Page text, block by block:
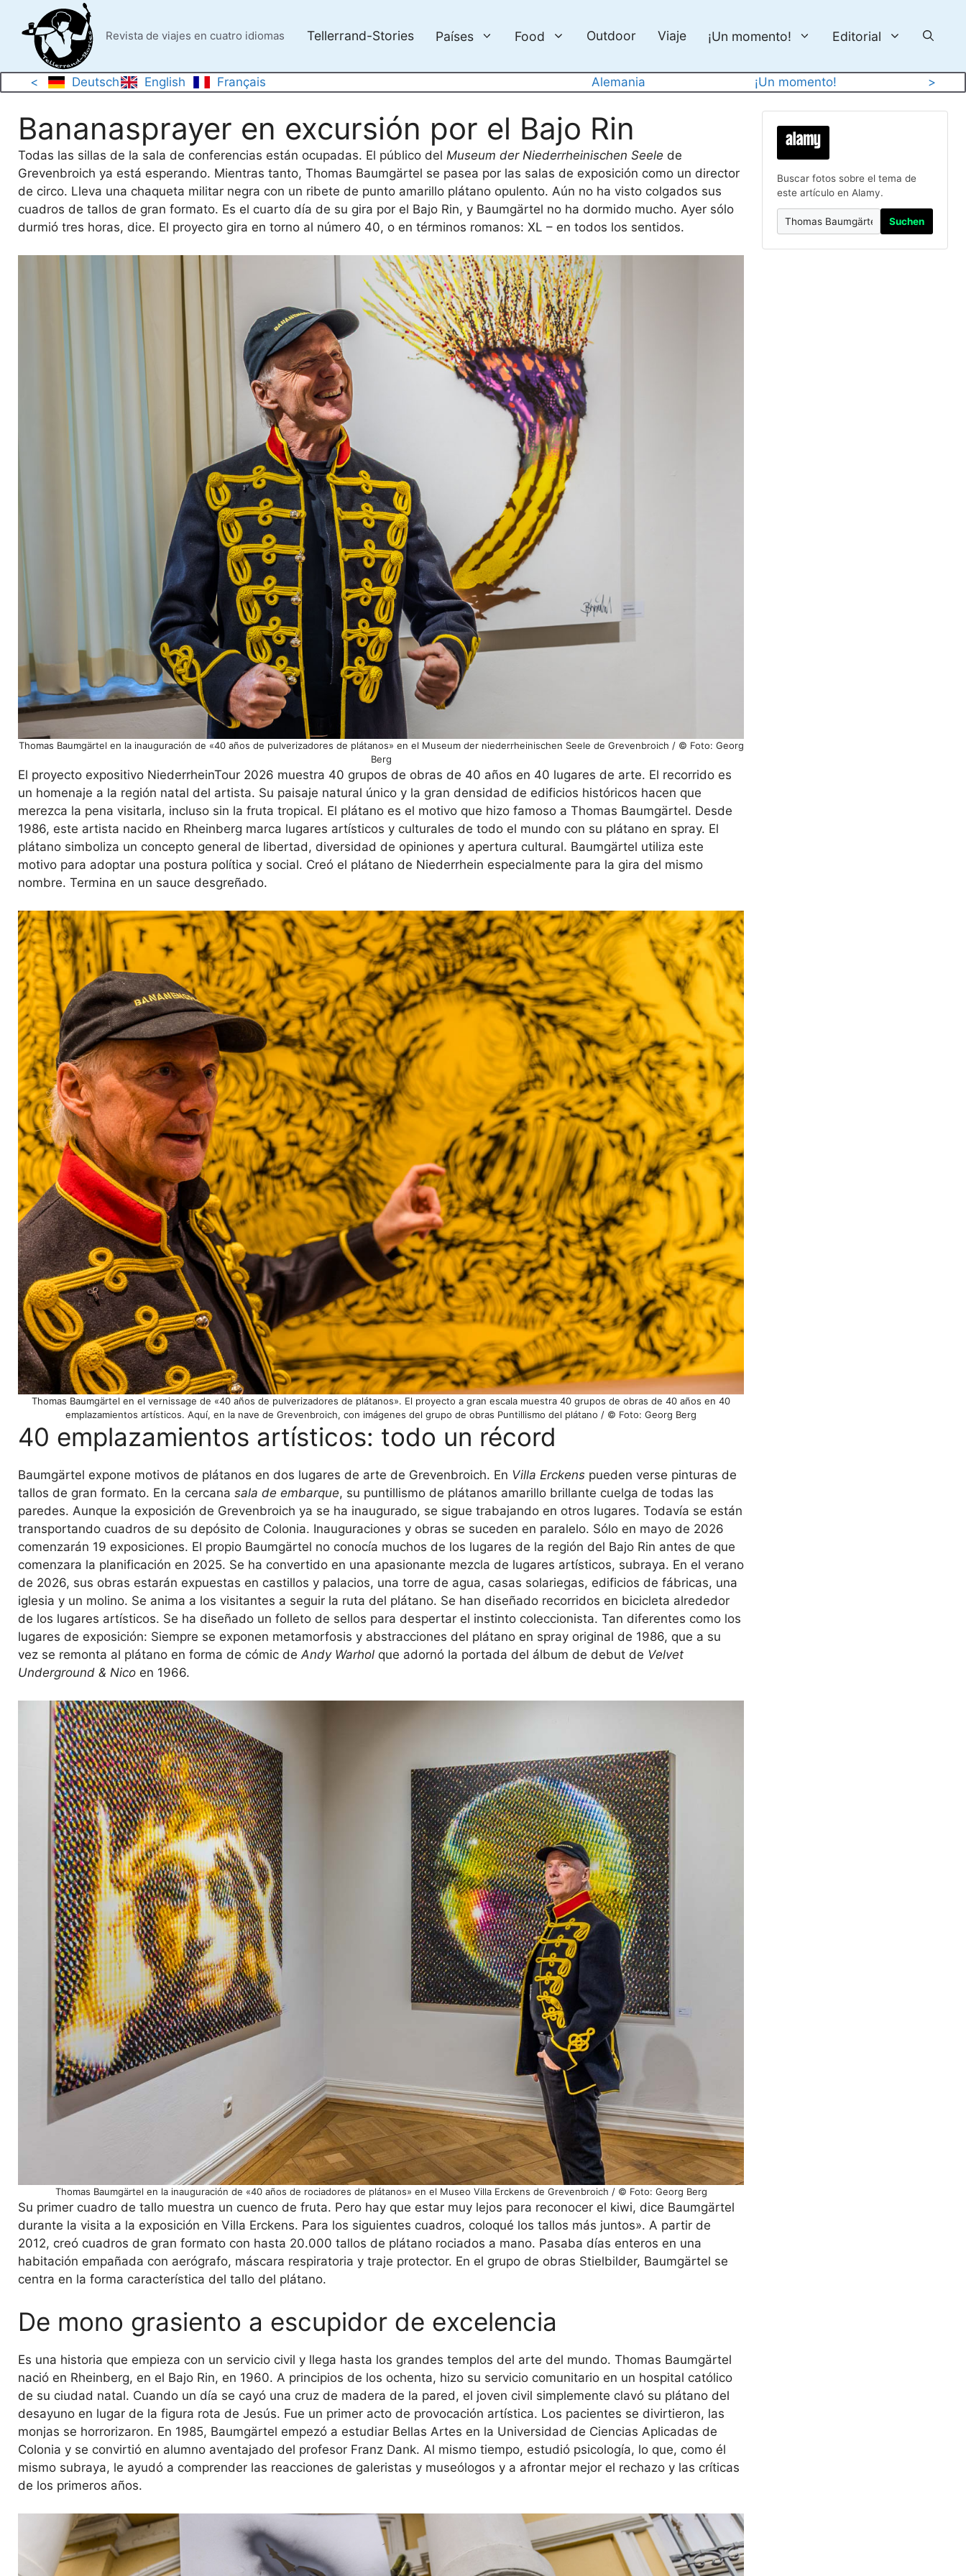
contenido
Revista de viajes en cuatro idiomas Tellerrand-Stories Países Food Outdoor Viaje ¡Un momento! Editorial
< Deutsch English Français Alemania ¡Un momento! >
Bananasprayer en excursión por el Bajo Rin
Todas las sillas de la sala de conferencias están ocupadas. El público del Museum der Niederrheinischen Seele de
Grevenbroich ya está esperando. Mientras tanto, Thomas Baumgärtel se pasea por las salas de exposición como un director
de circo. Lleva una chaqueta militar negra con un ribete de punto amarillo plátano opulento. Aún no ha visto colgados sus
cuadros de tallos de gran formato. Es el cuarto día de su gira por el Bajo Rin, y Baumgärtel no ha dormido mucho. Ayer sólo
durmió tres horas, dice. El proyecto gira en torno al número 40, o en términos romanos: XL – en todos los sentidos.
Thomas Baumgärtel en la inauguración de «40 años de pulverizadores de plátanos» en el Museum der niederrheinischen Seele de Grevenbroich / © Foto: Georg
Berg
El proyecto expositivo NiederrheinTour 2026 muestra 40 grupos de obras de 40 años en 40 lugares de arte. El recorrido es
un homenaje a la región natal del artista. Su paisaje natural único y la gran densidad de edificios históricos hacen que
merezca la pena visitarla, incluso sin la fruta tropical. El plátano es el motivo que hizo famoso a Thomas Baumgärtel. Desde
1986, este artista nacido en Rheinberg marca lugares artísticos y culturales de todo el mundo con su plátano en spray. El
plátano simboliza un concepto general de libertad, diversidad de opiniones y apertura cultural. Baumgärtel utiliza este
motivo para adoptar una postura política y social. Creó el plátano de Niederrhein especialmente para la gira del mismo
nombre. Termina en un sauce desgreñado.
Thomas Baumgärtel en el vernissage de «40 años de pulverizadores de plátanos». El proyecto a gran escala muestra 40 grupos de obras de 40 años en 40
emplazamientos artísticos. Aquí, en la nave de Grevenbroich, con imágenes del grupo de obras Puntillismo del plátano / © Foto: Georg Berg
40 emplazamientos artísticos: todo un récord
Baumgärtel expone motivos de plátanos en dos lugares de arte de Grevenbroich. En Villa Erckens pueden verse pinturas de
tallos de gran formato. En la cercana sala de embarque, su puntillismo de plátanos amarillo brillante cuelga de todas las
paredes. Aunque la exposición de Grevenbroich ya se ha inaugurado, se sigue trabajando en otros lugares. Todavía se están
transportando cuadros de su depósito de Colonia. Inauguraciones y obras se suceden en paralelo. Sólo en mayo de 2026
comenzarán 19 exposiciones. El propio Baumgärtel no conocía muchos de los lugares de la región del Bajo Rin antes de que
comenzara la planificación en 2025. Se ha convertido en una apasionante mezcla de lugares artísticos, subraya. En el verano
de 2026, sus obras estarán expuestas en castillos y palacios, una torre de agua, casas solariegas, edificios de fábricas, una
iglesia y un molino. Se anima a los visitantes a seguir la ruta del plátano. Se han diseñado recorridos en bicicleta alrededor
de los lugares artísticos. Se ha diseñado un folleto de sellos para despertar el instinto coleccionista. Tan diferentes como los
lugares de exposición: Siempre se exponen metamorfosis y abstracciones del plátano en spray original de 1986, que a su
vez se remonta al plátano en forma de cómic deAndy Warhol que adornó la portada del álbum de debut de Velvet
Underground & Nico en 1966.
Thomas Baumgärtel en la inauguración de «40 años de rociadores de plátanos» en el Museo Villa Erckens de Grevenbroich / © Foto: Georg Berg
Su primer cuadro de tallo muestra un cuenco de fruta. Pero hay que estar muy lejos para reconocer el kiwi, dice Baumgärtel
durante la visita a la exposición en Villa Erckens. Para los siguientes cuadros, coloqué los tallos más juntos». A partir de
2012, creó cuadros de gran formato con hasta 20.000 tallos de plátano rociados a mano. Pasaba días enteros en una
habitación empañada con aerógrafo, máscara respiratoria y traje protector. En el grupo de obras Stielbilder, Baumgärtel se
centra en la forma característica del tallo del plátano.
De mono grasiento a escupidor de excelencia
Es una historia que empieza con un servicio civil y llega hasta los grandes templos del arte del mundo. Thomas Baumgärtel
nació en Rheinberg, en el Bajo Rin, en 1960. A principios de los ochenta, hizo su servicio comunitario en un hospital católico
de su ciudad natal. Cuando un día se cayó una cruz de madera de la pared, el joven civil simplemente clavó su plátano del
desayuno en lugar de la figura rota de Jesús. Fue un primer acto de provocación artística. Los pacientes se divirtieron, las
monjas se horrorizaron. En 1985, Baumgärtel empezó a estudiar Bellas Artes en la Universidad de Ciencias Aplicadas de
Colonia y se convirtió en alumno aventajado del profesor Franz Dank. Al mismo tiempo, estudió psicología, lo que, como él
mismo subraya, le ayudó a comprender las reacciones de galeristas y museólogos y a afrontar mejor el rechazo y las críticas
de los primeros años.
Buscar fotos sobre el tema de
este artículo en Alamy.
Suchen